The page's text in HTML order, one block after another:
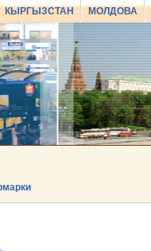
КЫРГЫЗСТАН МОЛДОВА